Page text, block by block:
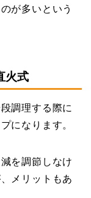
が多いという
火式
調理する際に
になります。
を調節しなけ
メリットもあ